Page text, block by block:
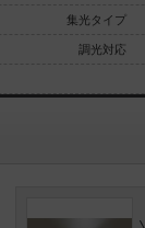
集光タイプ
調光対応